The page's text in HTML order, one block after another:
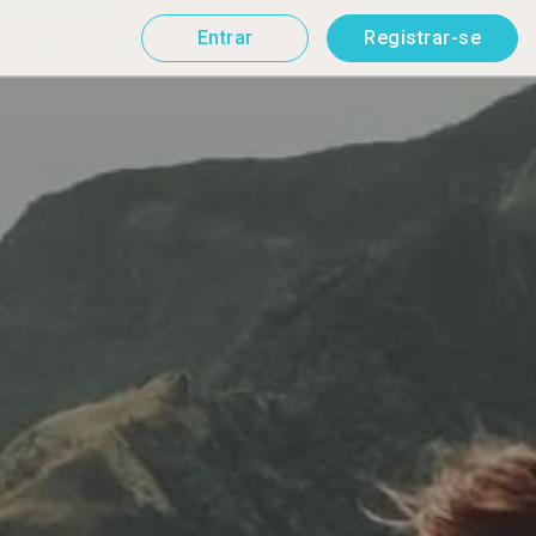
Entrar Registrar-se